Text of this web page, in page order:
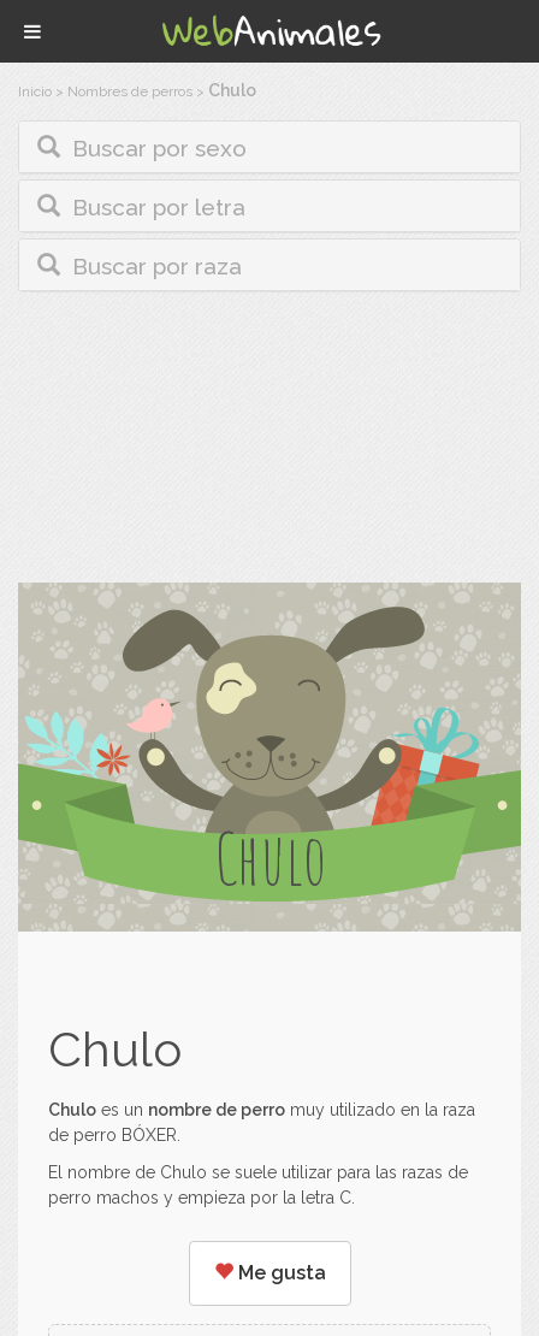
Inicio > Nombres de perros > Chulo
Buscar por sexo
Buscar por letra
Buscar por raza
Chulo
Chulo
Chulo es un nombre de perro muy utilizado en la raza
de perro BÓXER.
El nombre de Chulo se suele utilizar para las razas de
perro machos y empieza por la letra C.
Me gusta